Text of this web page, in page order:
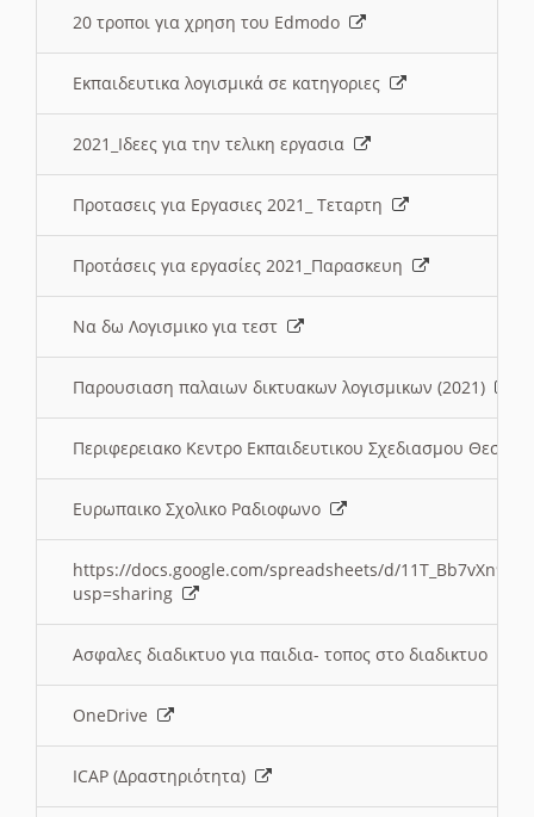
20 τροποι για χρηση του Edmodo
Εκπαιδευτικα λογισμικά σε κατηγοριες
2021_Ιδεες για την τελικη εργασια
Προτασεις για Εργασιες 2021_ Τεταρτη
Προτάσεις για εργασίες 2021_Παρασκευη
Να δω Λογισμικο για τεστ
Παρουσιαση παλαιων δικτυακων λογισμικων (2021)
Περιφερειακο Κεντρο Εκπαιδευτικου Σχεδιασμου
Ευρωπαικο Σχολικο Ραδιοφωνο
https://docs.google.com/spreadsheets/d/
usp=sharing
Ασφαλες διαδικτυο για παιδια- τοπος στο διαδικτυο
OneDrive
ICAP (Δραστηριότητα)